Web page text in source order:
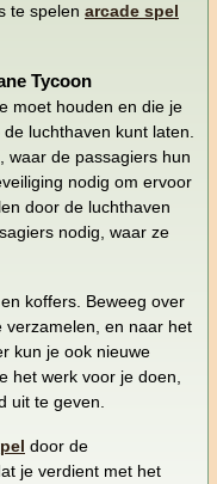
te spelen arcade spel
Tycoon
moet houden en die je
luchthaven kunt laten.
waar de passagiers hun
nodig om ervoor
door de luchthaven
nodig, waar ze
koffers. Beweeg over
verzamelen, en naar het
kun je ook nieuwe
het werk voor je doen,
uit te geven.
door de
je verdient met het